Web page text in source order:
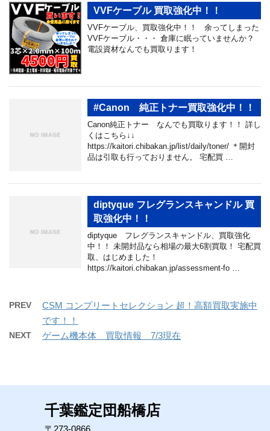
VVFケーブル 買取強化中！！
VVFケーブル、買取強化中！！ 余ってしまった
VVFケーブル・・・ 倉庫に眠っていませんか？
電設資材なんでも買取ります！
#Canon 純正トナー買取強化中！！
Canon純正トナー なんでも買取ります！！ 詳し
くはこちら↓↓
https://kaitori.chibakan.jp/list/daily/toner/ ＊開封
品は引取も行っておりません。 宅配買 …
diptyque フレグランスキャンドル 買
取強化中！！
diptyque フレグランスキャンドル、買取強化
中！！ 未開封品なら相場の最大6割買取！ 宅配買
取、はじめました！
https://kaitori.chibakan.jp/assessment-fo …
PREV
CSM コンプリートセレクション 超！高額買取実施中
です！！
NEXT ゲーム機本体 買取情報 7/3現在
千葉鑑定団船橋店
〒273-0866